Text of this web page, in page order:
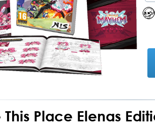
This Place Elenas